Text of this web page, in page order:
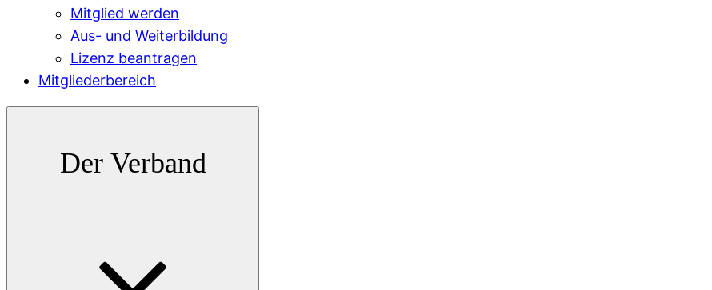
Mitglied werden
Aus- und Weiterbildung
Lizenz beantragen
Mitgliederbereich
Der Verband